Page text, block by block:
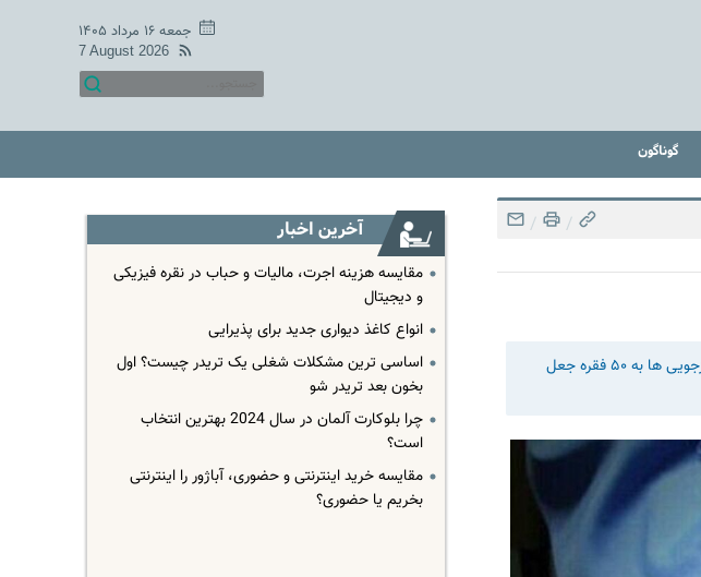
جمعه ۱۶ مرداد ۱۴۰۵
7 August 2026
گوناگون
/
/
رئیس پلیس پیشگیری پایتخت از دستگیری جاعل مدارک و اسکناس در پایانه جنوب خبر داد و گفت: متهم در بازجویی ها به ۵۰ فقره جعل
آخرین اخبار
مقایسه هزینه اجرت، مالیات و حباب در نقره فیزیکی
و دیجیتال
انواع کاغذ دیواری جدید برای پذیرایی
اساسی ترین مشکلات شغلی یک تریدر چیست؟ اول
بخون بعد تریدر شو
چرا بلوکارت آلمان در سال 2024 بهترین انتخاب
است؟
مقایسه خرید اینترنتی و حضوری، آباژور را اینترنتی
بخریم یا حضوری؟